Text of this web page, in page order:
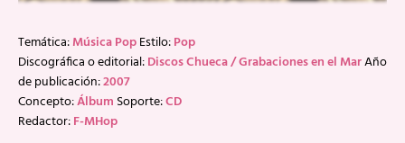
Temática:Música PopEstilo:Pop
Discográfica o editorial:Discos Chueca / Grabaciones en el MarAño
de publicación:2007
Concepto:Álbum Soporte:CD
Redactor:F-MHop